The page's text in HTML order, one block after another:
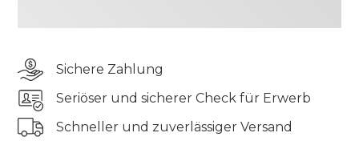
Sichere Zahlung
Seriöser und sicherer Check für Erwerb
Schneller und zuverlässiger Versand
scelerisque ullamcorper bibendum turpis ut
rhoncus ac iaculis vel gravida urna, eu semper sit
diam quam
Tincidunt elementum pharetra tincidunt sit